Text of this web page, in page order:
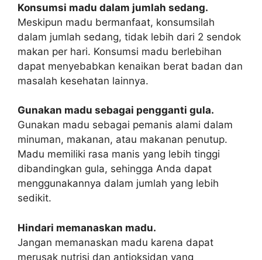
Konsumsi madu dalam jumlah sedang.
Meskipun madu bermanfaat, konsumsilah
dalam jumlah sedang, tidak lebih dari 2 sendok
makan per hari. Konsumsi madu berlebihan
dapat menyebabkan kenaikan berat badan dan
masalah kesehatan lainnya.
Gunakan madu sebagai pengganti gula.
Gunakan madu sebagai pemanis alami dalam
minuman, makanan, atau makanan penutup.
Madu memiliki rasa manis yang lebih tinggi
dibandingkan gula, sehingga Anda dapat
menggunakannya dalam jumlah yang lebih
sedikit.
Hindari memanaskan madu.
Jangan memanaskan madu karena dapat
merusak nutrisi dan antioksidan yang